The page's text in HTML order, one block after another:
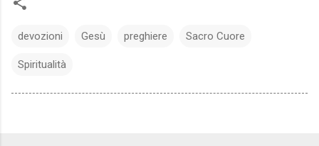
devozioni Gesù preghiere Sacro Cuore
Spiritualità